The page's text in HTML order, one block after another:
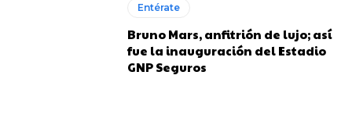
Entérate
Bruno Mars, anfitrión de lujo; así
fue la inauguración del Estadio
GNP Seguros